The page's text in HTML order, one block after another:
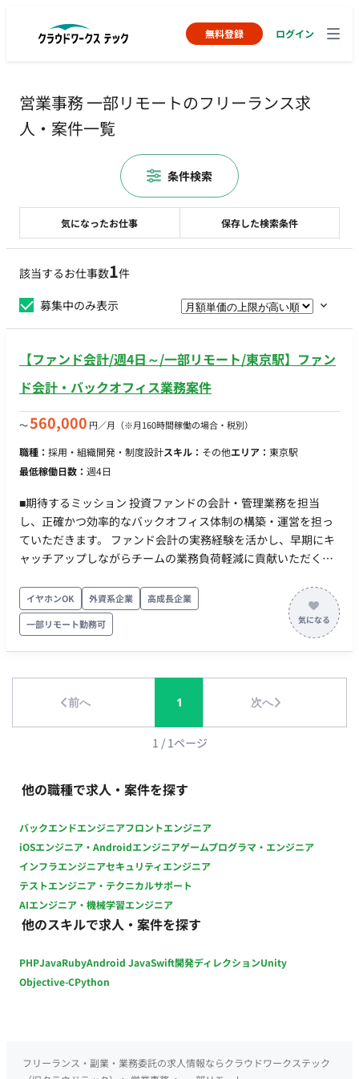
無料登録 ログイン
営業事務 一部リモートのフリーランス求
人・案件一覧
該当するお仕事数1件
募集中のみ表示
【ファンド会計/週4日～/一部リモート/東京駅】ファン
ド会計・バックオフィス業務案件
〜560,000 円／月 （※月160時間稼働の場合・税別）
職種： 採用・組織開発・制度設計スキル： その他エリア： 東京駅
最低稼働日数： 週4日
■期待するミッション 投資ファンドの会計・管理業務を担当
し、正確かつ効率的なバックオフィス体制の構築・運営を担っ
ていただきます。 ファンド会計の実務経験を活かし、早期にキ
ャッチアップしながらチームの業務負荷軽減に貢献いただくこ
務】 ・投資ファンドの管理会計業務 ・決算業務対応 ・会計デ
ータ管理 【レポーティング業務】 ・投資家向けレポート作成
・各種計算書類作成 ・定期報告資料作成 【監査・各種対応業
務】 ・監査対応 ・関連書類作成 ・関係各所との調整業務 ■働き
イヤホンOK 外資系企業
高成長企業
一部リモート勤務可
前へ 1 次へ
1 / 1ページ
他の職種で求人・案件を探す
バックエンドエンジニアフロントエンジニア
iOSエンジニア・Androidエンジニアゲームプログラマ・エンジニア
インフラエンジニアセキュリティエンジニア
テストエンジニア・テクニカルサポート
AIエンジニア・機械学習エンジニア
他のスキルで求人・案件を探す
PHPJavaRubyAndroid JavaSwift開発ディレクションUnity
Objective-CPython
気になったお仕事 保存した検索条件
条件検索
フリーランス・副業・業務委託の求人情報ならクラウドワークステック